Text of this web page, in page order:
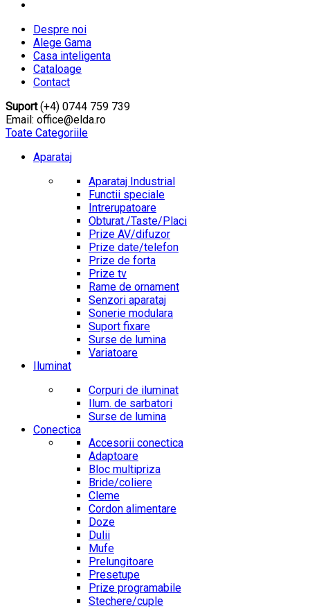
Despre noi
Alege Gama
Casa inteligenta
Cataloage
Contact
Suport(+4) 0744 759 739
Email: office@elda.ro
Toate Categoriile
Aparataj
Aparataj Industrial
Functii speciale
Intrerupatoare
Obturat./Taste/Placi
Prize AV/difuzor
Prize date/telefon
Prize de forta
Prize tv
Rame de ornament
Senzori aparataj
Sonerie modulara
Suport fixare
Surse de lumina
Variatoare
Iluminat
Corpuri de iluminat
Ilum. de sarbatori
Surse de lumina
Conectica
Accesorii conectica
Adaptoare
Bloc multipriza
Bride/coliere
Cleme
Cordon alimentare
Doze
Dulii
Mufe
Prelungitoare
Presetupe
Prize programabile
Stechere/cuple